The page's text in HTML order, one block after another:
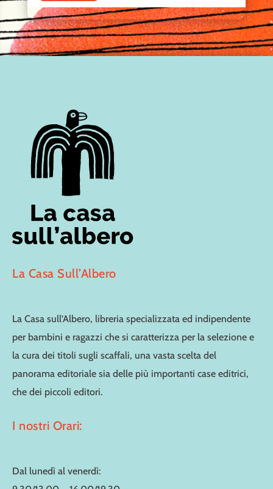
La Casa Sull’Albero
La Casa sull’Albero, libreria specializzata ed indipendente
per bambini e ragazzi che si caratterizza per la selezione e
la cura dei titoli sugli scaffali, una vasta scelta del
panorama editoriale sia delle più importanti case editrici,
che dei piccoli editori.
I nostri Orari:
Dal lunedì al venerdì: